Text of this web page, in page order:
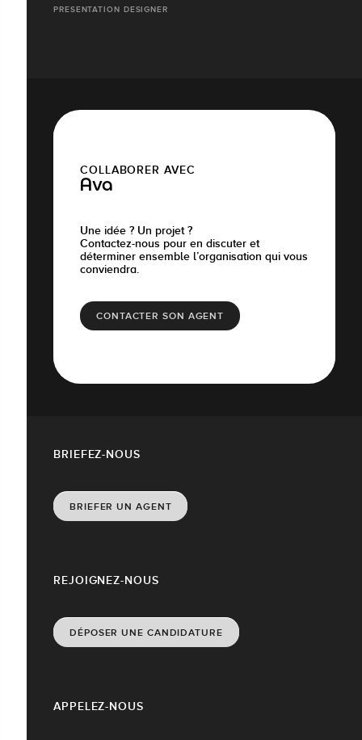
PRESENTATION DESIGNER
COLLABORER AVEC
Ava
Une idée ? Un projet ?
Contactez-nous pour en discuter et
déterminer ensemble l’organisation qui vous
conviendra.
CONTACTER SON AGENT
REJOIGNEZ-NOUS
DÉPOSER UNE CANDIDATURE
APPELEZ-NOUS
BRIEFEZ-NOUS
BRIEFER UN AGENT